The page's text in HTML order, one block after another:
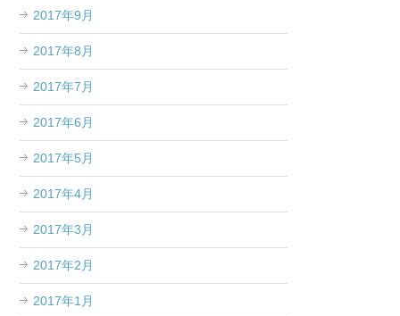
2017年9月
2017年8月
2017年7月
2017年6月
2017年5月
2017年4月
2017年3月
2017年2月
2017年1月